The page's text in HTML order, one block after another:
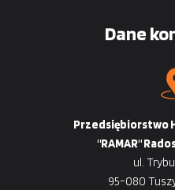
Dane
Przedsiębiorstwo
"RAMAR"
ul.
95-080